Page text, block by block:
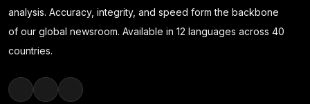
analysis. Accuracy, integrity, and speed form the backbone
of our global newsroom. Available in 12 languages across 40
countries.